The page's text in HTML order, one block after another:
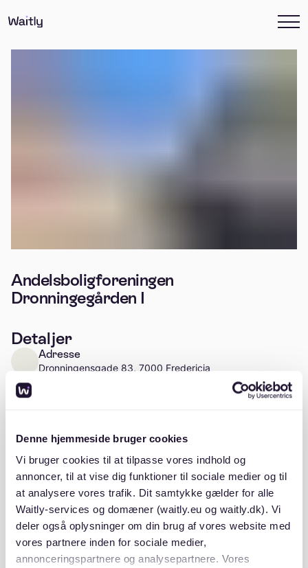
Denne hjemmeside bruger cookies
Vi bruger cookies til at tilpasse vores indhold og
annoncer, til at vise dig funktioner til sociale medier og til
at analysere vores trafik. Dit samtykke gælder for alle
Waitly-services og domæner (waitly.eu og waitly.dk). Vi
deler også oplysninger om din brug af vores website med
vores partnere inden for sociale medier,
annonceringspartnere og analysepartnere. Vores
Andelsboligforeningen
Dronningegården I
Detaljer
Adresse
Dronningensgade 83, 7000 Fredericia
Beskrivelse